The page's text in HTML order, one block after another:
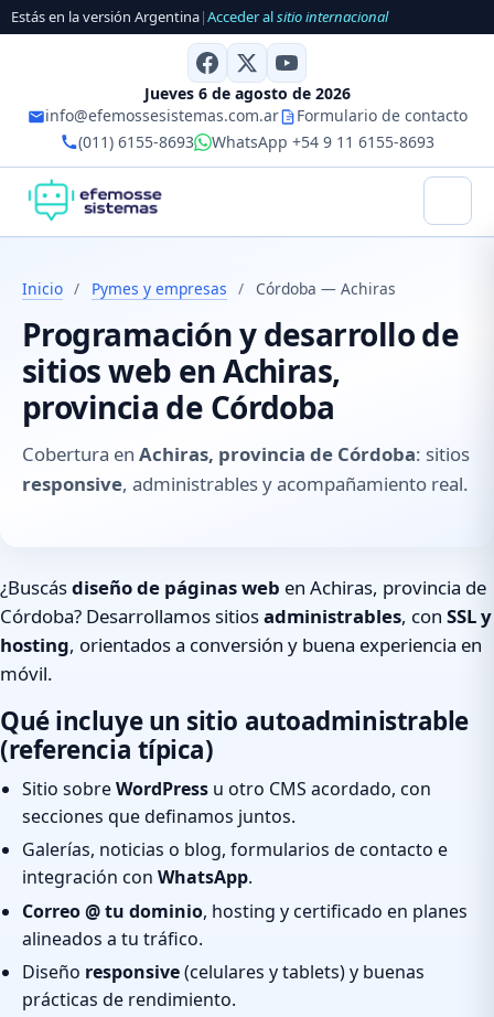
Estás en la versión Argentina|Acceder alsitio internacional
Jueves 6 de agosto de 2026
info@efemossesistemas.com.ar
Formulario de contacto
(011) 6155-8693
WhatsApp +54 9 11 6155-8693
Inicio / Pymes y empresas / Córdoba — Achiras
Programación y desarrollo de
sitios web en Achiras,
provincia de Córdoba
Cobertura en Achiras, provincia de Córdoba: sitios
responsive, administrables y acompañamiento real.
¿Buscásdiseño de páginas web en Achiras, provincia de
Córdoba? Desarrollamos sitiosadministrables, con SSL y
hosting, orientados a conversión y buena experiencia en
móvil.
Qué incluye un sitio autoadministrable
(referencia típica)
Sitio sobreWordPress u otro CMS acordado, con
secciones que definamos juntos.
Galerías, noticias o blog, formularios de contacto e
integración con WhatsApp.
Correo @ tu dominio, hosting y certificado en planes
alineados a tu tráfico.
Diseño responsive(celulares y tablets) y buenas
prácticas de rendimiento.